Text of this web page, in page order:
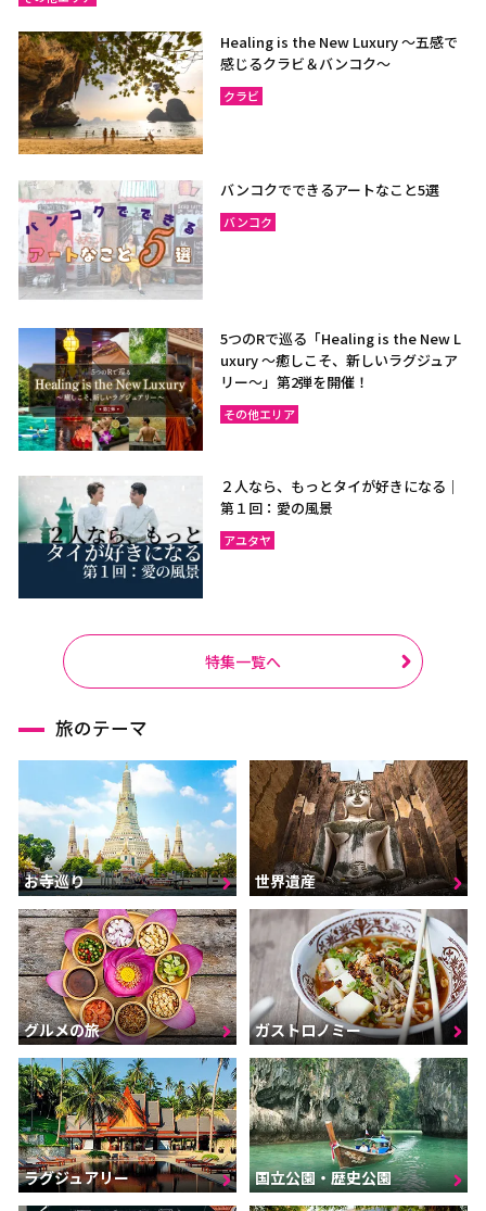
Healing is the New Luxury ～五感で
感じるクラビ＆バンコク～
クラビ
バンコクでできるアートなこと5選
バンコク
5つのRで巡る「Healing is the New L
uxury ～癒しこそ、新しいラグジュア
リー〜」第2弾を開催！
その他エリア
２人なら、もっとタイが好きになる｜
第１回：愛の風景
アユタヤ
特集一覧へ
旅のテーマ
お寺巡り 世界遺産
グルメの旅 ガストロノミー
ラグジュアリー 国立公園・歴史公園